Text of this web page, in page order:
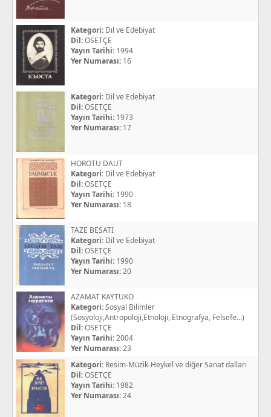
Kategori: Dil ve Edebiyat
Dil:OSETÇE
Yayın Tarihi: 1994
Yer Numarası: 16
Kategori: Dil ve Edebiyat
Dil:OSETÇE
Yayın Tarihi: 1973
Yer Numarası: 17
HOROTU DAUT
Kategori: Dil ve Edebiyat
Dil:OSETÇE
Yayın Tarihi: 1990
Yer Numarası: 18
TAZE BESATI
Kategori: Dil ve Edebiyat
Dil:OSETÇE
Yayın Tarihi: 1990
Yer Numarası:20
AZAMAT KAYTUKO
Kategori:Sosyal Bilimler
(Sosyoloji,Antropoloji,Etnoloji, Etnografya, Felsefe...)
Dil:OSETÇE
Yayın Tarihi:2004
Yer Numarası:23
Kategori: Resim-Müzik-Heykel ve diğer Sanat dalları
Dil:OSETÇE
Yayın Tarihi: 1982
Yer Numarası:24